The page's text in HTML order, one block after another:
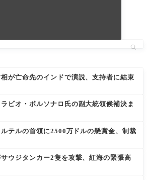
が亡命先のインドで演説、支持者に結束
ビオ・ボルソナロ氏の副大統領候補決ま
テルの首領に2500万ドルの懸賞金、制裁
ウジタンカー2隻を攻撃、紅海の緊張高